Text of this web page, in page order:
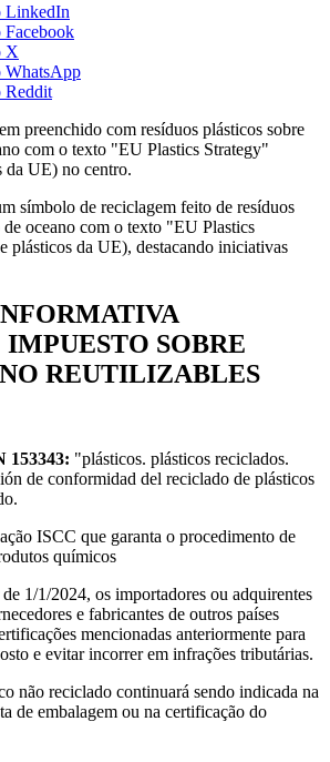
LinkedIn
Facebook
X
WhatsApp
Reddit
símbolo de reciclagem feito de resíduos
oceano com o texto "EU Plastics
plásticos da UE), destacando iniciativas
SOBRE
REUTILIZABLES
153343: "plásticos. plásticos reciclados.
de conformidad del reciclado de plásticos
ISCC que garanta o procedimento de
químicos
1/1/2024, os importadores ou adquirentes
e fabricantes de outros países
mencionadas anteriormente para
e evitar incorrer em infrações tributárias.
não reciclado continuará sendo indicada na
de embalagem ou na certificação do